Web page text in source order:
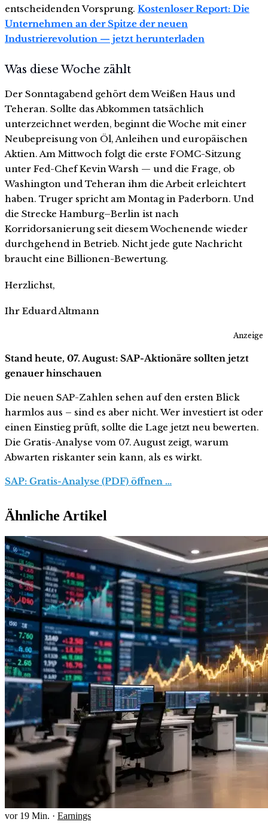
entscheidenden Vorsprung. Kostenloser Report: Die
Unternehmen an der Spitze der neuen
Industrierevolution — jetzt herunterladen
Was diese Woche zählt
Der Sonntagabend gehört dem Weißen Haus und
Teheran. Sollte das Abkommen tatsächlich
unterzeichnet werden, beginnt die Woche mit einer
Neubepreisung von Öl, Anleihen und europäischen
Aktien. Am Mittwoch folgt die erste FOMC-Sitzung
unter Fed-Chef Kevin Warsh — und die Frage, ob
Washington und Teheran ihm die Arbeit erleichtert
haben. Truger spricht am Montag in Paderborn. Und
die Strecke Hamburg–Berlin ist nach
Korridorsanierung seit diesem Wochenende wieder
durchgehend in Betrieb. Nicht jede gute Nachricht
braucht eine Billionen-Bewertung.
Herzlichst,
Ihr Eduard Altmann
Anzeige
Stand heute, 07. August: SAP-Aktionäre sollten jetzt
genauer hinschauen
Die neuen SAP-Zahlen sehen auf den ersten Blick
harmlos aus – sind es aber nicht. Wer investiert ist oder
einen Einstieg prüft, sollte die Lage jetzt neu bewerten.
Die Gratis-Analyse vom 07. August zeigt, warum
Abwarten riskanter sein kann, als es wirkt.
SAP: Gratis-Analyse (PDF) öffnen …
Ähnliche Artikel
vor 19 Min. · Earnings